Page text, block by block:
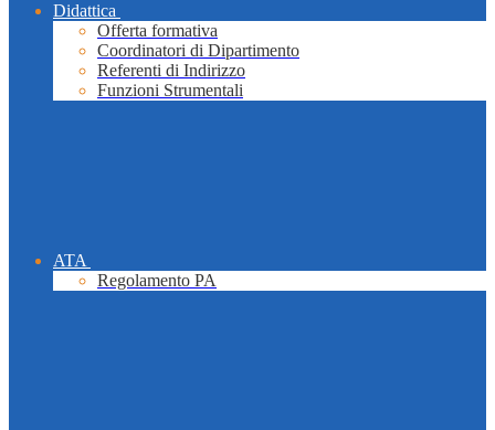
Didattica
Offerta formativa
Coordinatori di Dipartimento
Referenti di Indirizzo
Funzioni Strumentali
ATA
Regolamento PA